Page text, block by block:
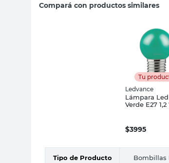
Compará con productos similares
Tu
Ledvance
Lámpara
Verde E27 1,2
$3995
Tipo de Producto Bombillas